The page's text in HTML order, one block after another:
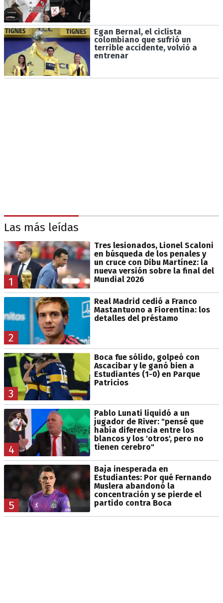
Egan Bernal, el ciclista
colombiano que sufrió un
terrible accidente, volvió a
entrenar
Las más leídas
1
Tres lesionados, Lionel Scaloni
en búsqueda de los penales y
un cruce con Dibu Martínez: la
nueva versión sobre la final del
Mundial 2026
2
Real Madrid cedió a Franco
Mastantuono a Fiorentina: los
detalles del préstamo
3
Boca fue sólido, golpeó con
Ascacibar y le ganó bien a
Estudiantes (1-0) en Parque
Patricios
4
Pablo Lunati liquidó a un
jugador de River: "pensé que
había diferencia entre los
blancos y los 'otros', pero no
tienen cerebro"
5
Baja inesperada en
Estudiantes: Por qué Fernando
Muslera abandonó la
concentración y se pierde el
partido contra Boca